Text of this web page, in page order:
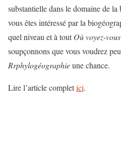
substantielle dans le domaine de
vous êtes intéressé par la
quel niveau et à toutOù voyez-
soupçonnons que vous voudrez
Rrphylogéographieune chance.
Lire l’article completici.